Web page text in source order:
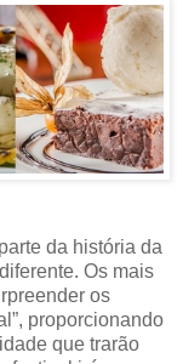
da história da
Os mais
os
proporcionando
que trarão